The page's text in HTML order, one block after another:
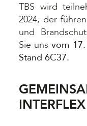
TBS wird
2024, der
und
Sie unsvom
Stand 6C37.
INTERFLEX